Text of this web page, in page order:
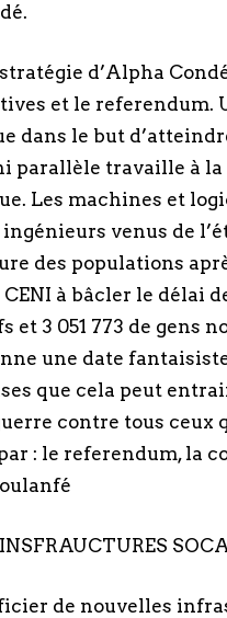
d’Alpha
et le referendum.
dans le but
parallèle travaille à
Les machines et
ingénieurs venus de
des populations
à bâcler le délai
et 3 051 773 de gens
une date
que cela peut
contre tous
: le referendum, la
de nouvelles